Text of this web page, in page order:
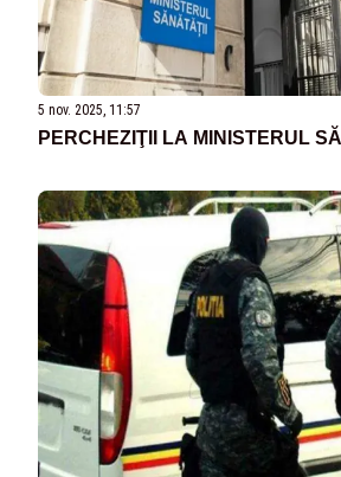
5 nov. 2025, 11:57
PERCHEZIŢII LA MINISTERUL